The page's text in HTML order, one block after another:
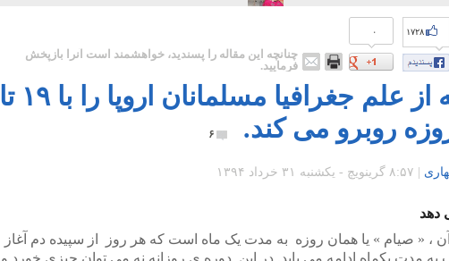
۰ ۱۷۲۸
چنانچه این مقاله را پسندید، خواهشمند است آنرا بازپخش
فرمایید.
نا آگاهی الله از علم جغرافیا مسلمانان اروپا را با ۱۹ تا
۶
۸:۵۷ گرينويچ - یکشنبه ۳۱ خرداد ۱۳۹۴
دهد
« صیام » یا همان روزه به مدت یک ماه است که هر روز از سپیده دم آغاز
به مدت یکماه ادامه می یابد. در این دوره ی روزانه نه می توان چیزی خورد و